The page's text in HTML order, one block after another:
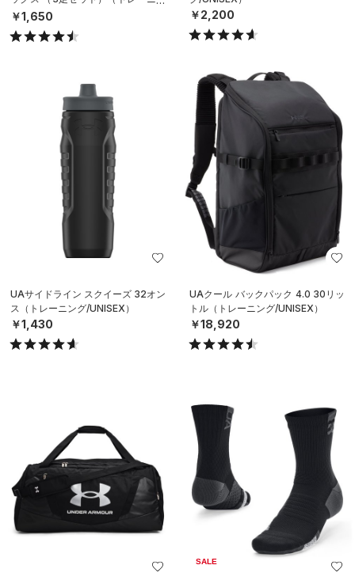
グ/UNISEX）
￥1,650 ￥2,200
UAサイドライン スクイーズ 32オン
ス（トレーニング/UNISEX）
￥1,430
UAクール バックパック 4.0 30リッ
トル（トレーニング/UNISEX）
￥18,920
SALE